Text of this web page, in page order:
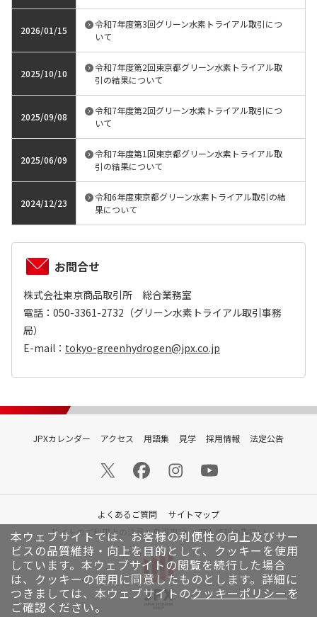
本ウェブサイトでは、お客様の利便性の向上及びサー
ビスの品質維持・向上を目的として、クッキーを使用
しています。 本ウェブサイトの閲覧を続行した場合
は、クッキーの使用に同意したものとします。詳細に
つきましては、本ウェブサイトのクッキーポリシー を
ご確認ください。
2026/01/15
令和7年度第3回グリーン水素トライアル取引につ
いて
2025/10/10
令和7年度第2回東京都グリーン水素トライアル取
引の結果について
2025/09/08
令和7年度第2回グリーン水素トライアル取引につ
いて
2025/06/09
令和7年度第1回東京都グリーン水素トライアル取
引の結果について
2024/12/23
令和6年度東京都グリーン水素トライアル取引の結
果について
お問合せ
株式会社東京商品取引所 総合業務室
電話：050-3361-2732（グリーン水素トライアル取引事務
局）
E-mail： tokyo-greenhydrogen@jpx.co.jp
JPXカレンダー アクセス 用語集 見学 採用情報 法定公告
よくあるご質問
サイトマップ
サイトのご利用上の注意と免責事項
個人情報の取扱い